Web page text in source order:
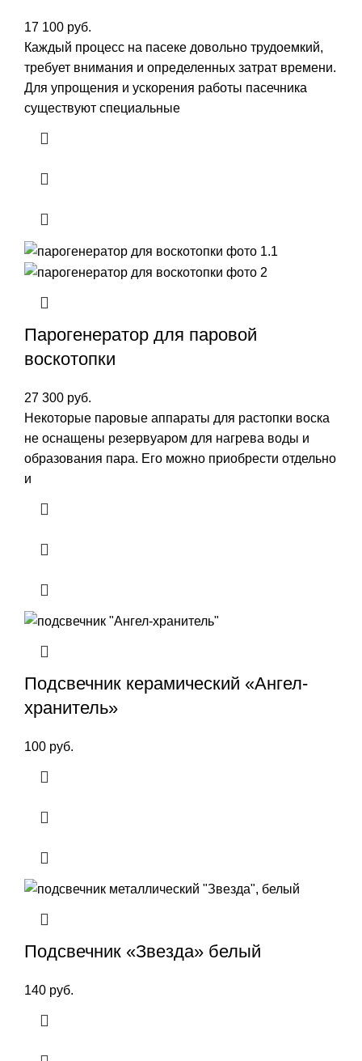
17 100 руб.
Каждый процесс на пасеке довольно трудоемкий,
требует внимания и определенных затрат времени.
Для упрощения и ускорения работы пасечника
существуют специальные
Парогенератор для паровой
воскотопки
27 300 руб.
Некоторые паровые аппараты для растопки воска
не оснащены резервуаром для нагрева воды и
образования пара. Его можно приобрести отдельно
и
Подсвечник керамический «Ангел-
хранитель»
100 руб.
Подсвечник «Звезда» белый
140 руб.